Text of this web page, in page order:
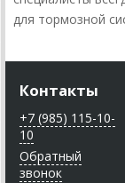
для тормозной
Контакты
+7 (985) 115-10-
10
Обратный
звонок